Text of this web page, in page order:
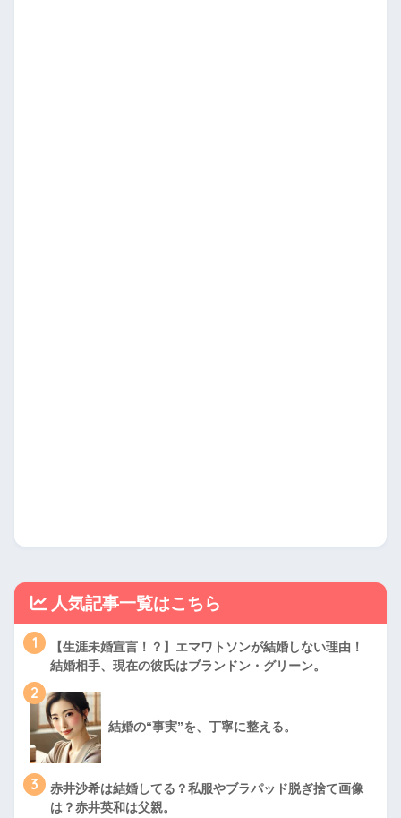
人気記事一覧はこちら
1
【生涯未婚宣言！？】エマワトソンが結婚しない理由！
結婚相手、現在の彼氏はブランドン・グリーン。
2
結婚の“事実”を、丁寧に整える。
3
赤井沙希は結婚してる？私服やブラパッド脱ぎ捨て画像
は？赤井英和は父親。